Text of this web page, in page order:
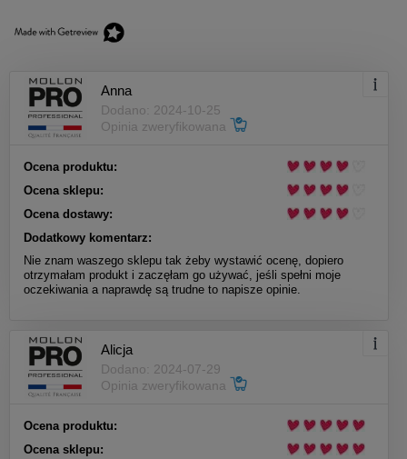
Anna
Dodano: 2024-10-25
Opinia zweryfikowana
Ocena produktu:
Ocena sklepu:
Ocena dostawy:
Dodatkowy komentarz:
Nie znam waszego sklepu tak żeby wystawić ocenę, dopiero
otrzymałam produkt i zaczęłam go używać, jeśli spełni moje
oczekiwania a naprawdę są trudne to napisze opinie.
Alicja
Dodano: 2024-07-29
Opinia zweryfikowana
Ocena produktu:
Ocena sklepu: